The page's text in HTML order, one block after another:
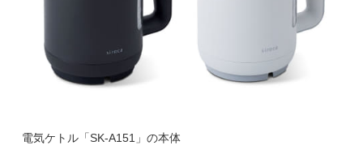
電気ケトル「SK-A151」の本体